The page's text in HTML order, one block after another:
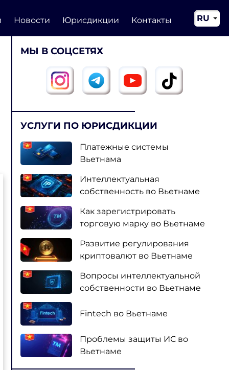
Новости Юрисдикции Контакты
RU
EN
МЫ В СОЦСЕТЯХ
УСЛУГИ ПО ЮРИСДИКЦИИ
Платежные системы
Вьетнама
Интеллектуальная
собственность во Вьетнаме
Как зарегистрировать
торговую марку во Вьетнаме
Развитие регулирования
криптовалют во Вьетнаме
Вопросы интеллектуальной
собственности во Вьетнаме
Fintech во Вьетнаме
Проблемы защиты ИС во
Вьетнаме